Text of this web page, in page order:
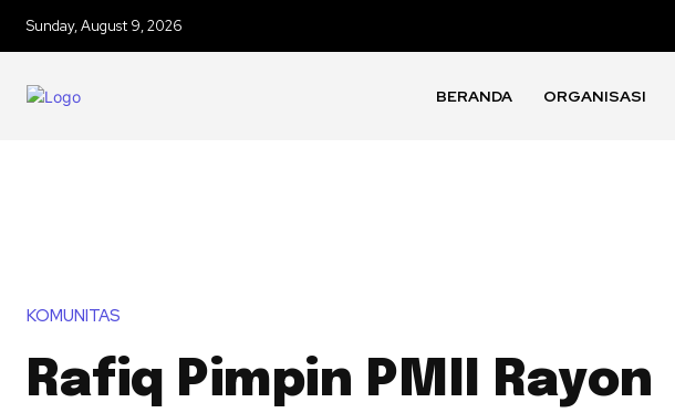
Sunday, August 9, 2026
BERANDA ORGANISASI
KOMUNITAS
Rafiq Pimpin PMII Rayon